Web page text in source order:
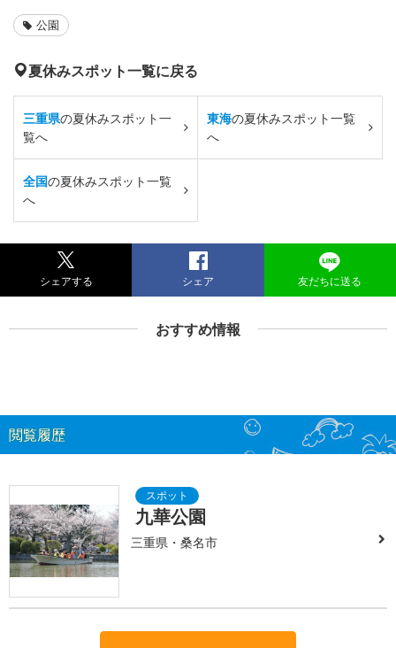
公園
夏休みスポット一覧に戻る
三重県の夏休みスポット一
覧へ
東海の夏休みスポット一覧
へ
全国の夏休みスポット一覧
へ
シェアする シェア 友だちに送る
おすすめ情報
閲覧履歴
九華公園
三重県・桑名市